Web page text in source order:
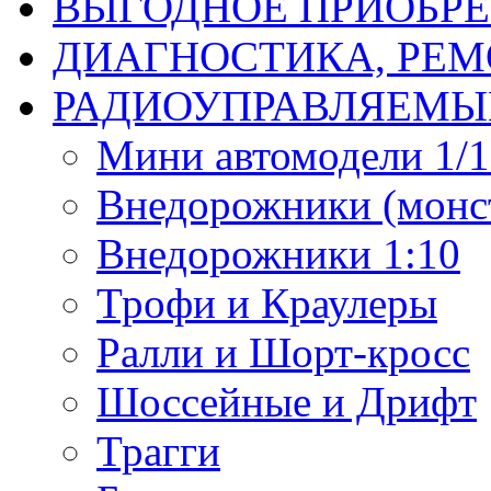
ДИАГНОСТИКА,
Мини автомодели 1/
Внедорожники
Внедорожники 1:10
Трофи и Краулеры
Ралли и Шорт-кросс
Шоссейные и Дрифт
Трагги